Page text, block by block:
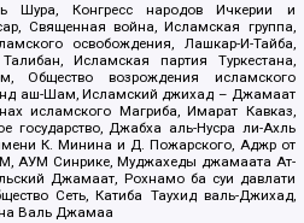
Шура, Конгресс народов Ичкерии и
Священная война, Исламская группа,
освобождения, Лашкар-И-Тайба,
Исламская партия Туркестана,
Общество возрождения исламского
аш-Шам, Исламский джихад – Джамаат
исламского Магриба, Имарат Кавказ,
государство, Джабха аль-Нусра ли-Ахль
К. Минина и Д. Пожарского, Аджр от
АУМ Синрике, Муджахеды джамаата Ат-
Джамаат, Рохнамо ба суи давлати
Сеть, Катиба Таухид валь-Джихад,
Валь Джамаа